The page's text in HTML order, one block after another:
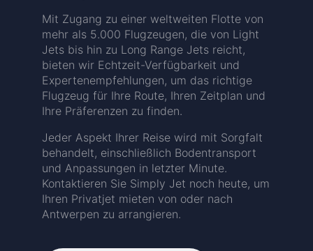
Mit Zugang zu einer weltweiten Flotte von
mehr als 5.000 Flugzeugen, die von Light
Jets bis hin zu Long Range Jets reicht,
bieten wir Echtzeit-Verfügbarkeit und
Expertenempfehlungen, um das richtige
Flugzeug für Ihre Route, Ihren Zeitplan und
Ihre Präferenzen zu finden.
Jeder Aspekt Ihrer Reise wird mit Sorgfalt
behandelt, einschließlich Bodentransport
und Anpassungen in letzter Minute.
Kontaktieren Sie Simply Jet noch heute, um
Ihren Privatjet mieten von oder nach
Antwerpen zu arrangieren.